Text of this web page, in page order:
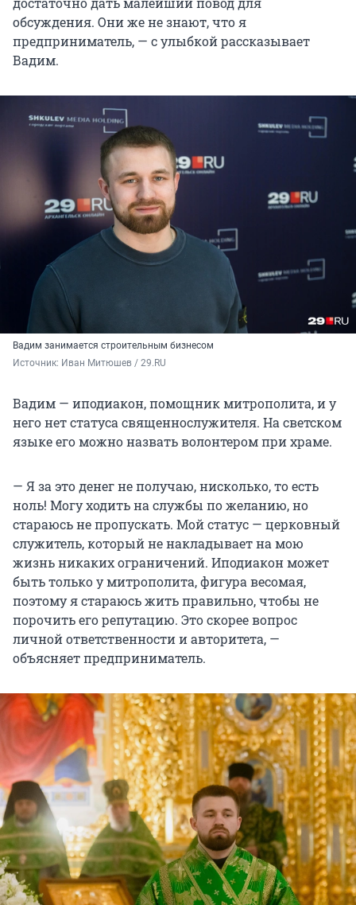
обсуждения. Они же не знают, что я
предприниматель, — с улыбкой рассказывает
Вадим.
Вадим занимается строительным бизнесом
Источник: Иван Митюшев / 29.RU
Вадим — иподиакон, помощник митрополита, и у
него нет статуса священнослужителя. На светском
языке его можно назвать волонтером при храме.
— Я за это денег не получаю, нисколько, то есть
ноль! Могу ходить на службы по желанию, но
стараюсь не пропускать. Мой статус — церковный
служитель, который не накладывает на мою
жизнь никаких ограничений. Иподиакон может
быть только у митрополита, фигура весомая,
поэтому я стараюсь жить правильно, чтобы не
порочить его репутацию. Это скорее вопрос
личной ответственности и авторитета, —
объясняет предприниматель.